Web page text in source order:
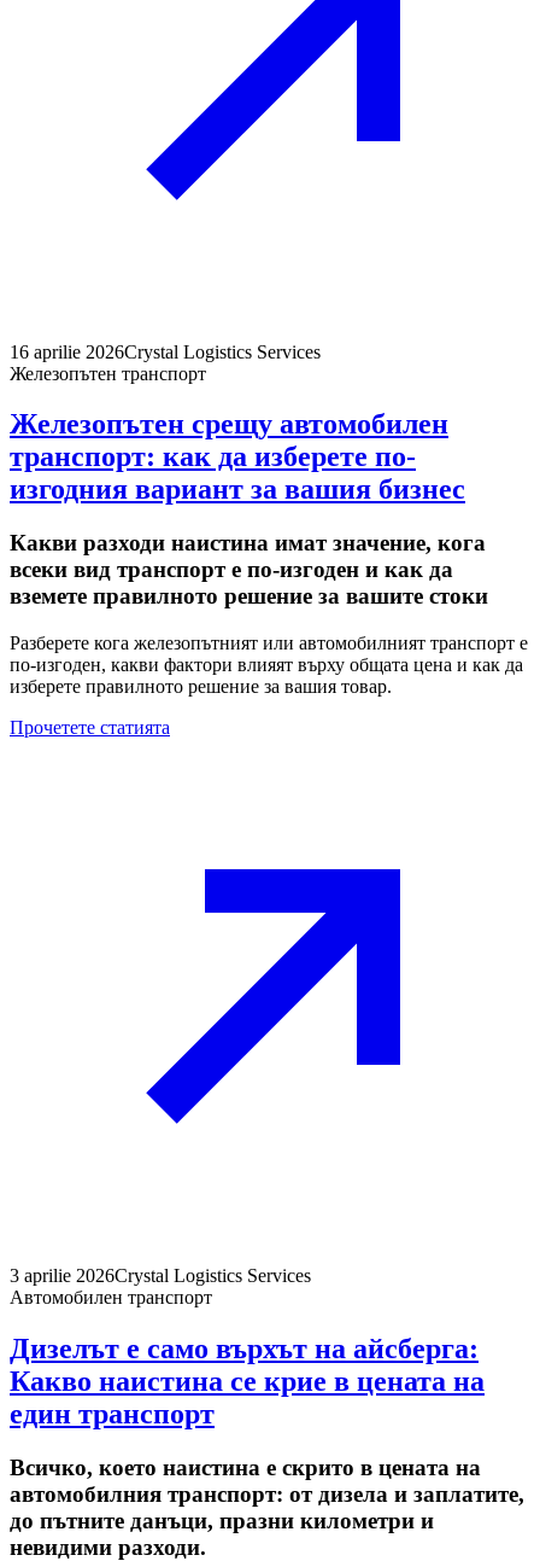
16 aprilie 2026Crystal Logistics Services
Железопътен транспорт
Железопътен срещу автомобилен
транспорт: как да изберете по-
изгодния вариант за вашия бизнес
Какви разходи наистина имат значение, кога
всеки вид транспорт е по-изгоден и как да
вземете правилното решение за вашите стоки
Разберете кога железопътният или автомобилният транспорт е
по-изгоден, какви фактори влияят върху общата цена и как да
изберете правилното решение за вашия товар.
Прочетете статията
3 aprilie 2026Crystal Logistics Services
Автомобилен транспорт
Дизелът е само върхът на айсберга:
Какво наистина се крие в цената на
един транспорт
Всичко, което наистина е скрито в цената на
автомобилния транспорт: от дизела и заплатите,
до пътните данъци, празни километри и
невидими разходи.